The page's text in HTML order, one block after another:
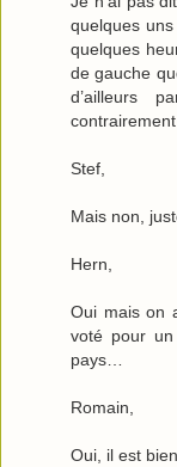
quelques
quelques
de gauche
d’ailleurs
Stef,
Mais non,
Hern,
Oui mais on
voté pour un
pays…
Romain,
Oui, il est